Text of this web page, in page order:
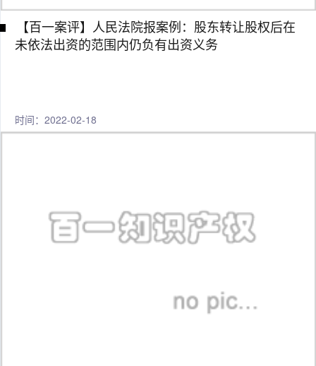
【百一案评】人民法院报案例：股东转让股权后在
未依法出资的范围内仍负有出资义务
时间：2022-02-18